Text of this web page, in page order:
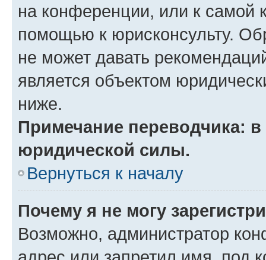
на конференции, или к самой
помощью к юрисконсульту.
не может давать
является объектом
ниже.
Примечание переводчика:
юридической силы.
Вернуться к началу
Почему я не могу
Возможно, администратор